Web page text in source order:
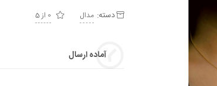
دسته: مدال 0 از 5
آماده ارسال